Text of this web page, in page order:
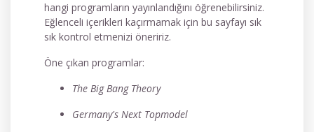
hangi programların yayınlandığını öğrenebilirsiniz.
Eğlenceli içerikleri kaçırmamak için bu sayfayı sık
sık kontrol etmenizi öneririz.
Öne çıkan programlar:
The Big Bang Theory
Germany's Next Topmodel